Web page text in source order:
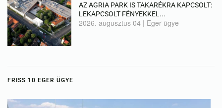
AZ AGRIA PARK IS TAKARÉKRA KAPCSOLT:
LEKAPCSOLT FÉNYEKKEL...
2026. augusztus 04 | Eger ügye
FRISS 10 EGER ÜGYE